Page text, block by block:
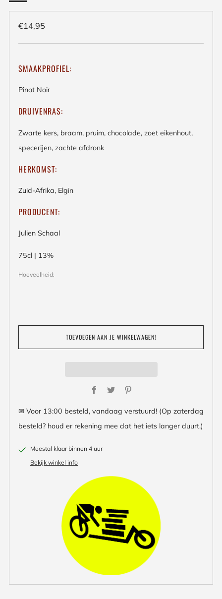
Regulieren
€14,95
SMAAKPROFIEL:
Pinot Noir
DRUIVENRAS:
Zwarte kers, braam, pruim, chocolade, zoet eikenhout,
specerijen, zachte afdronk
HERKOMST:
Zuid-Afrika, Elgin
PRODUCENT:
Julien Schaal
75cl | 13%
Hoeveelheid:
TOEVOEGEN AAN JE WINKELWAGEN!
Facebook
Twitter
✉ Voor 13:00 besteld, vandaag verstuurd! (Op zaterdag
besteld? houd er rekening mee dat het iets langer duurt.)
Meestal klaar binnen 4 uur
Bekijk winkel info